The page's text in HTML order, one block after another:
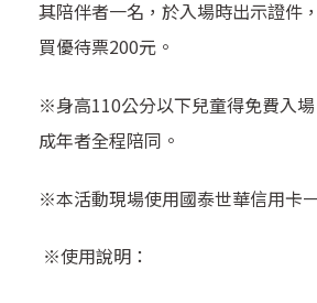
其陪伴者一名，於入場時出示證件
買優待票200元。
※身高110公分以下兒童得免費入
成年者全程陪同。
※本活動現場使用國泰世華信用卡
※使用說明：